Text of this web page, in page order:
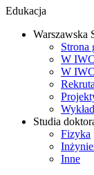
Edukacja
Warszawska
Strona
W
W
Studia
Fizyka
Inne